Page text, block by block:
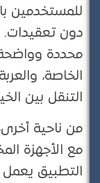
للمستخدمين
دون تعقيدات.
محددة
الخاصة،
التنقل بين
من ناحية
مع الأجهزة
التطبيق